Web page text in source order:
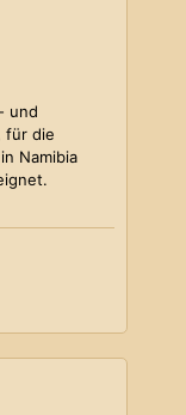
und
für die
Namibia